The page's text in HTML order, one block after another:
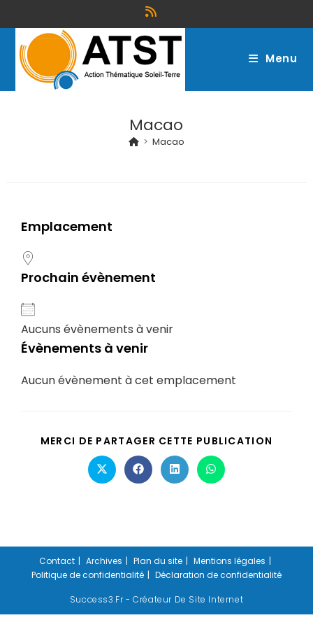
Menu
Macao
> Macao
Emplacement
Prochain évènement
Aucuns évènements à venir
Évènements à venir
Aucun évènement à cet emplacement
MERCI DE PARTAGER CETTE PUBLICATION
Contact Archives Plan du site
Mentions légales
Politique de confidentialité
Déclaration de confidentialité
Success3.fr - Créateur De Site Internet